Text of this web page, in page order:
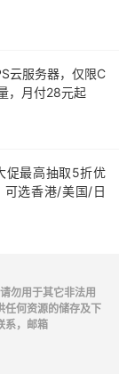
云服务器，仅限C
，月付28元起
促最高抽取5折优
可选香港/美国/日
勿用于其它非法用
任何资源的储存及下
系，邮箱